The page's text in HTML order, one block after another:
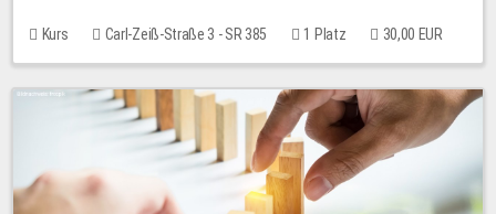
Kurs Carl-Zeiß-Straße 3 - SR 385 1 Platz 30,00 EUR